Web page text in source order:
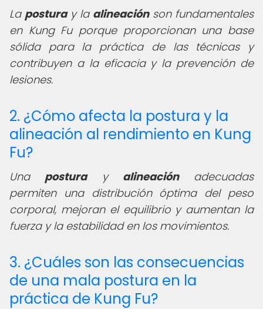
La posturay la alineaciónson fundamentales
en Kung Fu porque proporcionan una base
sólida para la práctica de las técnicas y
contribuyen a la eficacia y la prevención de
lesiones.
2. ¿Cómo afecta la postura y la
alineación al rendimiento en Kung
Fu?
Una posturay alineaciónadecuadas
permiten una distribución óptima del peso
corporal, mejoran el equilibrio y aumentan la
fuerza y la estabilidad en los movimientos.
3. ¿Cuáles son las consecuencias
de una mala postura en la
práctica de Kung Fu?